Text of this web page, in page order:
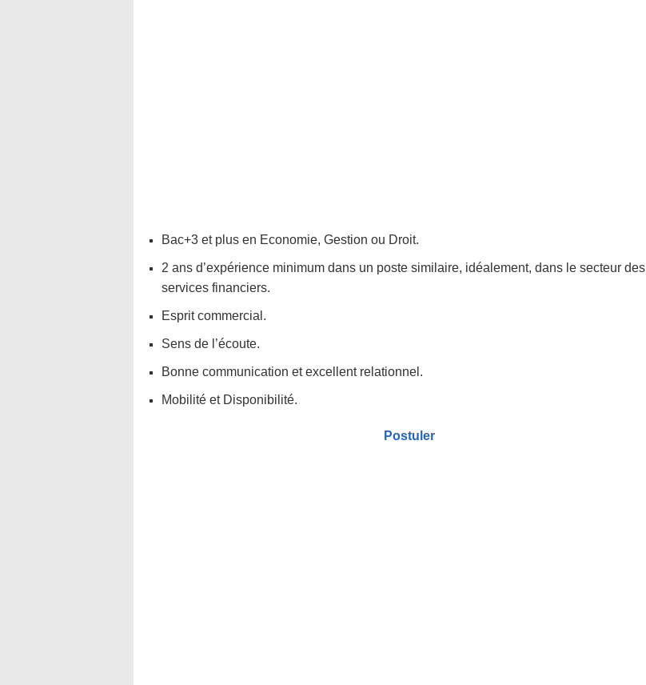
Bac+3 et plus en Economie, Gestion ou Droit.
2 ans d’expérience minimum dans un poste similaire, idéalement, dans le secteur des
services financiers.
Esprit commercial.
Sens de l’écoute.
Bonne communication et excellent relationnel.
Mobilité et Disponibilité.
Postuler